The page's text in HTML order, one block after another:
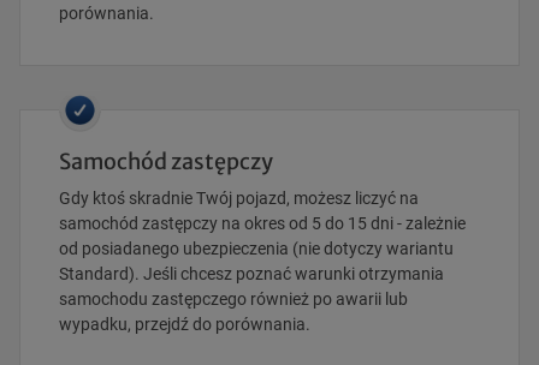
porównania.
Samochód zastępczy
Gdy ktoś skradnie Twój pojazd, możesz liczyć na
samochód zastępczy na okres od 5 do 15 dni - zależnie
od posiadanego ubezpieczenia (nie dotyczy wariantu
Standard). Jeśli chcesz poznać warunki otrzymania
samochodu zastępczego również po awarii lub
wypadku, przejdź do porównania.